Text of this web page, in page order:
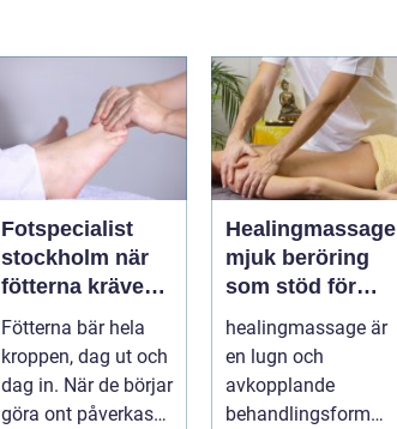
Fotspecialist
stockholm när
fötterna kräver
mer än vanliga
sulor
Fötterna bär hela
kroppen, dag ut och
dag in. När de börjar
göra ont påverkas
Healingmassage
mjuk beröring
som stöd för
kropp och själ
healingmassage är
en lugn och
avkopplande
behandlingsform